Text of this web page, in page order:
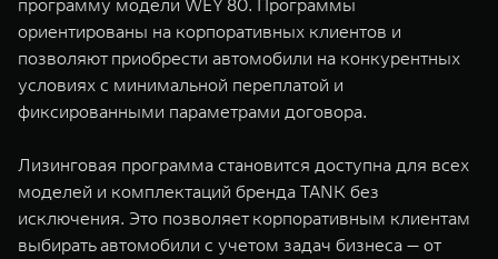
Расширяя границы комфорта
от 6 149 000 ₽ от 5 699
программу модели WEY 80. Программы
ориентированы на корпоративных клиентов и
позволяют приобрести автомобили на конкурентных
условиях с минимальной переплатой и
фиксированными параметрами договора.
Лизинговая программа становится доступна для всех
моделей и комплектаций бренда TANK без
исключения. Это позволяет корпоративным клиентам
выбирать автомобили с учетом задач бизнеса — от